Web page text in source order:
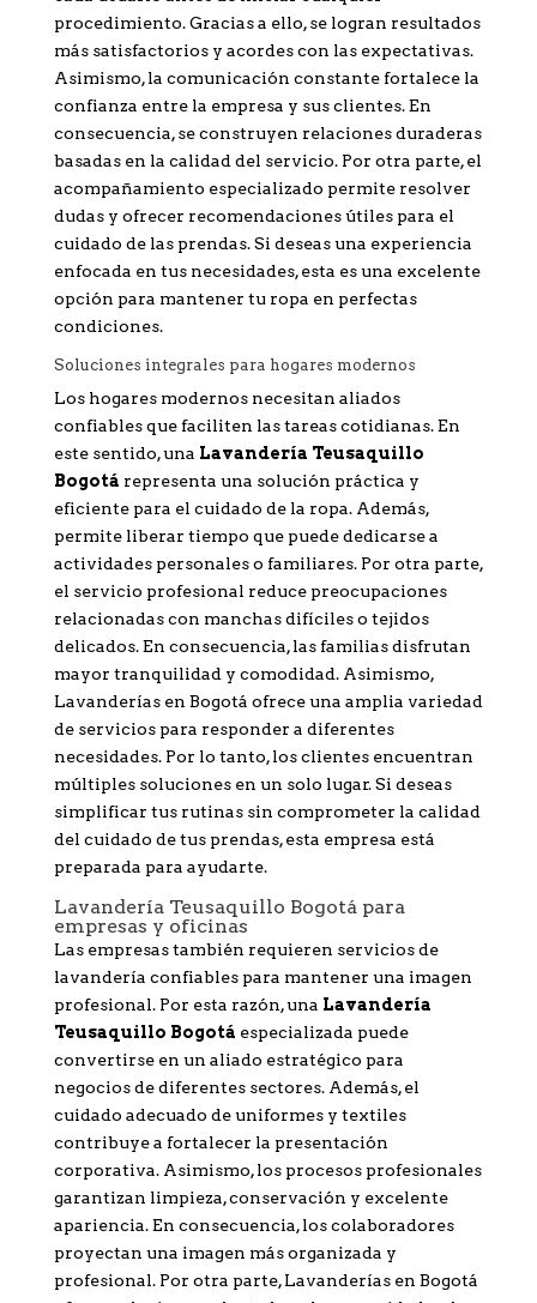
procedimiento. Gracias a ello, se logran resultados
más satisfactorios y acordes con las expectativas.
Asimismo, la comunicación constante fortalece la
confianza entre la empresa y sus clientes. En
consecuencia, se construyen relaciones duraderas
basadas en la calidad del servicio. Por otra parte, el
acompañamiento especializado permite resolver
dudas y ofrecer recomendaciones útiles para el
cuidado de las prendas. Si deseas una experiencia
enfocada en tus necesidades, esta es una excelente
opción para mantener tu ropa en perfectas
condiciones.
Soluciones integrales para hogares modernos
Los hogares modernos necesitan aliados
confiables que faciliten las tareas cotidianas. En
este sentido, una Lavandería Teusaquillo
Bogotá representa una solución práctica y
eficiente para el cuidado de la ropa. Además,
permite liberar tiempo que puede dedicarse a
actividades personales o familiares. Por otra parte,
el servicio profesional reduce preocupaciones
relacionadas con manchas difíciles o tejidos
delicados. En consecuencia, las familias disfrutan
mayor tranquilidad y comodidad. Asimismo,
Lavanderías en Bogotá ofrece una amplia variedad
de servicios para responder a diferentes
necesidades. Por lo tanto, los clientes encuentran
múltiples soluciones en un solo lugar. Si deseas
simplificar tus rutinas sin comprometer la calidad
del cuidado de tus prendas, esta empresa está
preparada para ayudarte.
Lavandería Teusaquillo Bogotá para
empresas y oficinas
Las empresas también requieren servicios de
lavandería confiables para mantener una imagen
profesional. Por esta razón, una Lavandería
Teusaquillo Bogotá especializada puede
convertirse en un aliado estratégico para
negocios de diferentes sectores. Además, el
cuidado adecuado de uniformes y textiles
contribuye a fortalecer la presentación
corporativa. Asimismo, los procesos profesionales
garantizan limpieza, conservación y excelente
apariencia. En consecuencia, los colaboradores
proyectan una imagen más organizada y
profesional. Por otra parte, Lavanderías en Bogotá